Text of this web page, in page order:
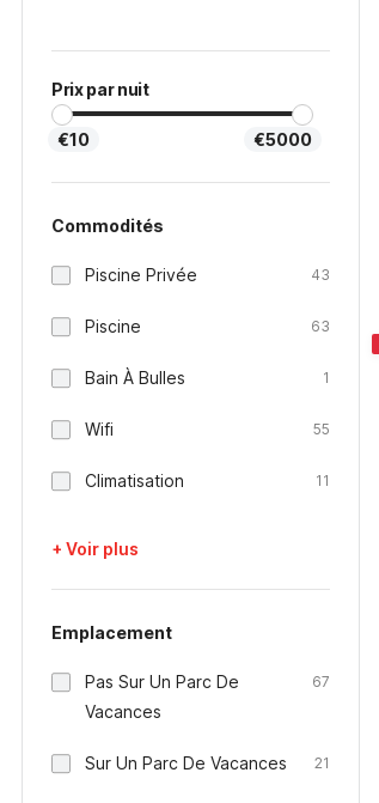
Prix par nuit
€10 €5000
Commodités
Piscine Privée 43
Piscine 63
Bain À Bulles 1
Wifi 55
Climatisation 11
+ Voir plus
Emplacement
Pas Sur Un Parc De
Vacances
67
Sur Un Parc De Vacances 21